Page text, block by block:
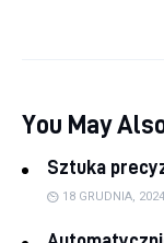
You May
Sztuka
18 GRUDNIA, 2024